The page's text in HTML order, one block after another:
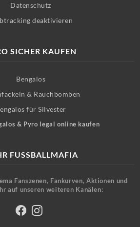
Datenschutz
deaktivieren
SICHER KAUFEN
Bengalos
& Rauchbomben
für Silvester
& Pyro legal online kaufen
FUSSBALLMAFIA
Fanszenen, Fankurven, Aktionen und
auf unseren weiteren Kanälen: